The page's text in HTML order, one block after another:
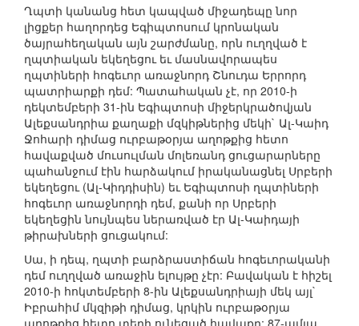
Ղպտի կանանց հետ կապված միջադեպը նոր
լիցքեր հաղորդեց Եգիպտոսում կրոնական
ծայրահեղական այն շարժմանը, որն ուղղված է
ղպտիական եկեղեցու եւ մասնավորապես
ղպտիների հոգեւոր առաջնորդ Շնուդա Երրորդ
պատրիարքի դեմ: Պատահական չէ, որ 2010-ի
դեկտեմբերի 31-ին Եգիպտոսի միջերկրածովյան
Ալեքսանդրիա քաղաքի մզկիթներից մեկի` Ալ-Կաիդ
Ջոհարի դիմաց ուրբաթօրյա աղոթքից հետո
հավաքված մուսուլման մոլեռանդ ցուցարարները
պահանջում էին հարձակում իրականացնել Սրբերի
եկեղեցու (Ալ-Կիդդիսին) եւ Եգիպտոսի ղպտիների
հոգեւոր առաջնորդի դեմ, քանի որ Սրբերի
եկեղեցին նույնպես ներառված էր Ալ-Կաիդայի
թիրախների ցուցակում:
Սա, ի դեպ, ղպտի բարձրաստիճան հոգեւորականի
դեմ ուղղված առաջին ելույթը չէր: Բավական է հիշել
2010-ի հոկտեմբերի 8-ին Ալեքսանդրիայի մեկ այլ`
Իբրահիմ մկզիթի դիմաց, կրկին ուրբաթօրյա